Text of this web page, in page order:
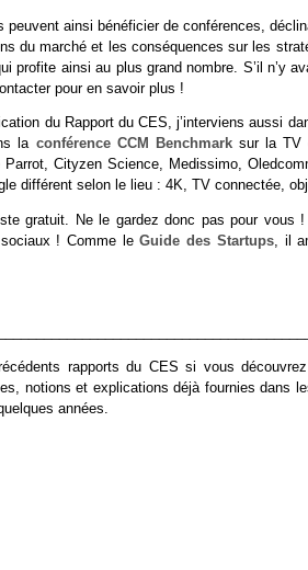
peuvent ainsi bénéficier de conférences,
du marché et les conséquences sur les
profite ainsi au plus grand nombre. S’il n’y
pour en savoir plus !
du Rapport du CES, j’interviens aussi
la conférence CCM Benchmarksur la TV
Parrot, Cityzen Science, Medissimo,
différent selon le lieu : 4K, TV connectée,
gratuit. Ne le gardez donc pas pour vous
! Comme leGuide des Startups, il
rapports du CES si vous
notions et explications déjà fournies dans
années.